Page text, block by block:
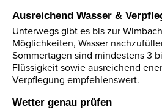
Ausreichend Wasser &
Unterwegs gibt es bis zur
Möglichkeiten, Wasser
Sommertagen sind mindestens 3
Flüssigkeit sowie ausreichend
Verpflegung empfehlenswert.
Wetter genau prüfen